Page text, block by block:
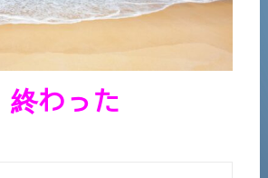
終わった